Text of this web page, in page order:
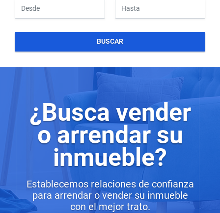
BUSCAR
¿Busca vender
o arrendar su
inmueble?
Establecemos relaciones de confianza
para arrendar o vender su inmueble
con el mejor trato.